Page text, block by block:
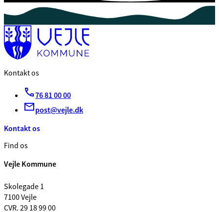
Kontakt os
76 81 00 00
post@vejle.dk
Kontakt os
Find os
Vejle Kommune
Skolegade 1
7100 Vejle
CVR. 29 18 99 00